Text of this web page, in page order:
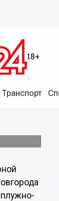
Транспорт